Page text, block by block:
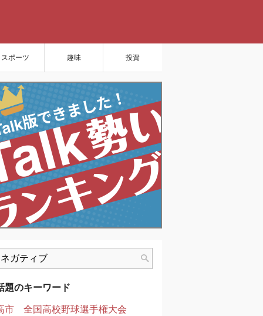
スポーツ 趣味 投資
題のキーワード
市
全国高校野球選手権大会